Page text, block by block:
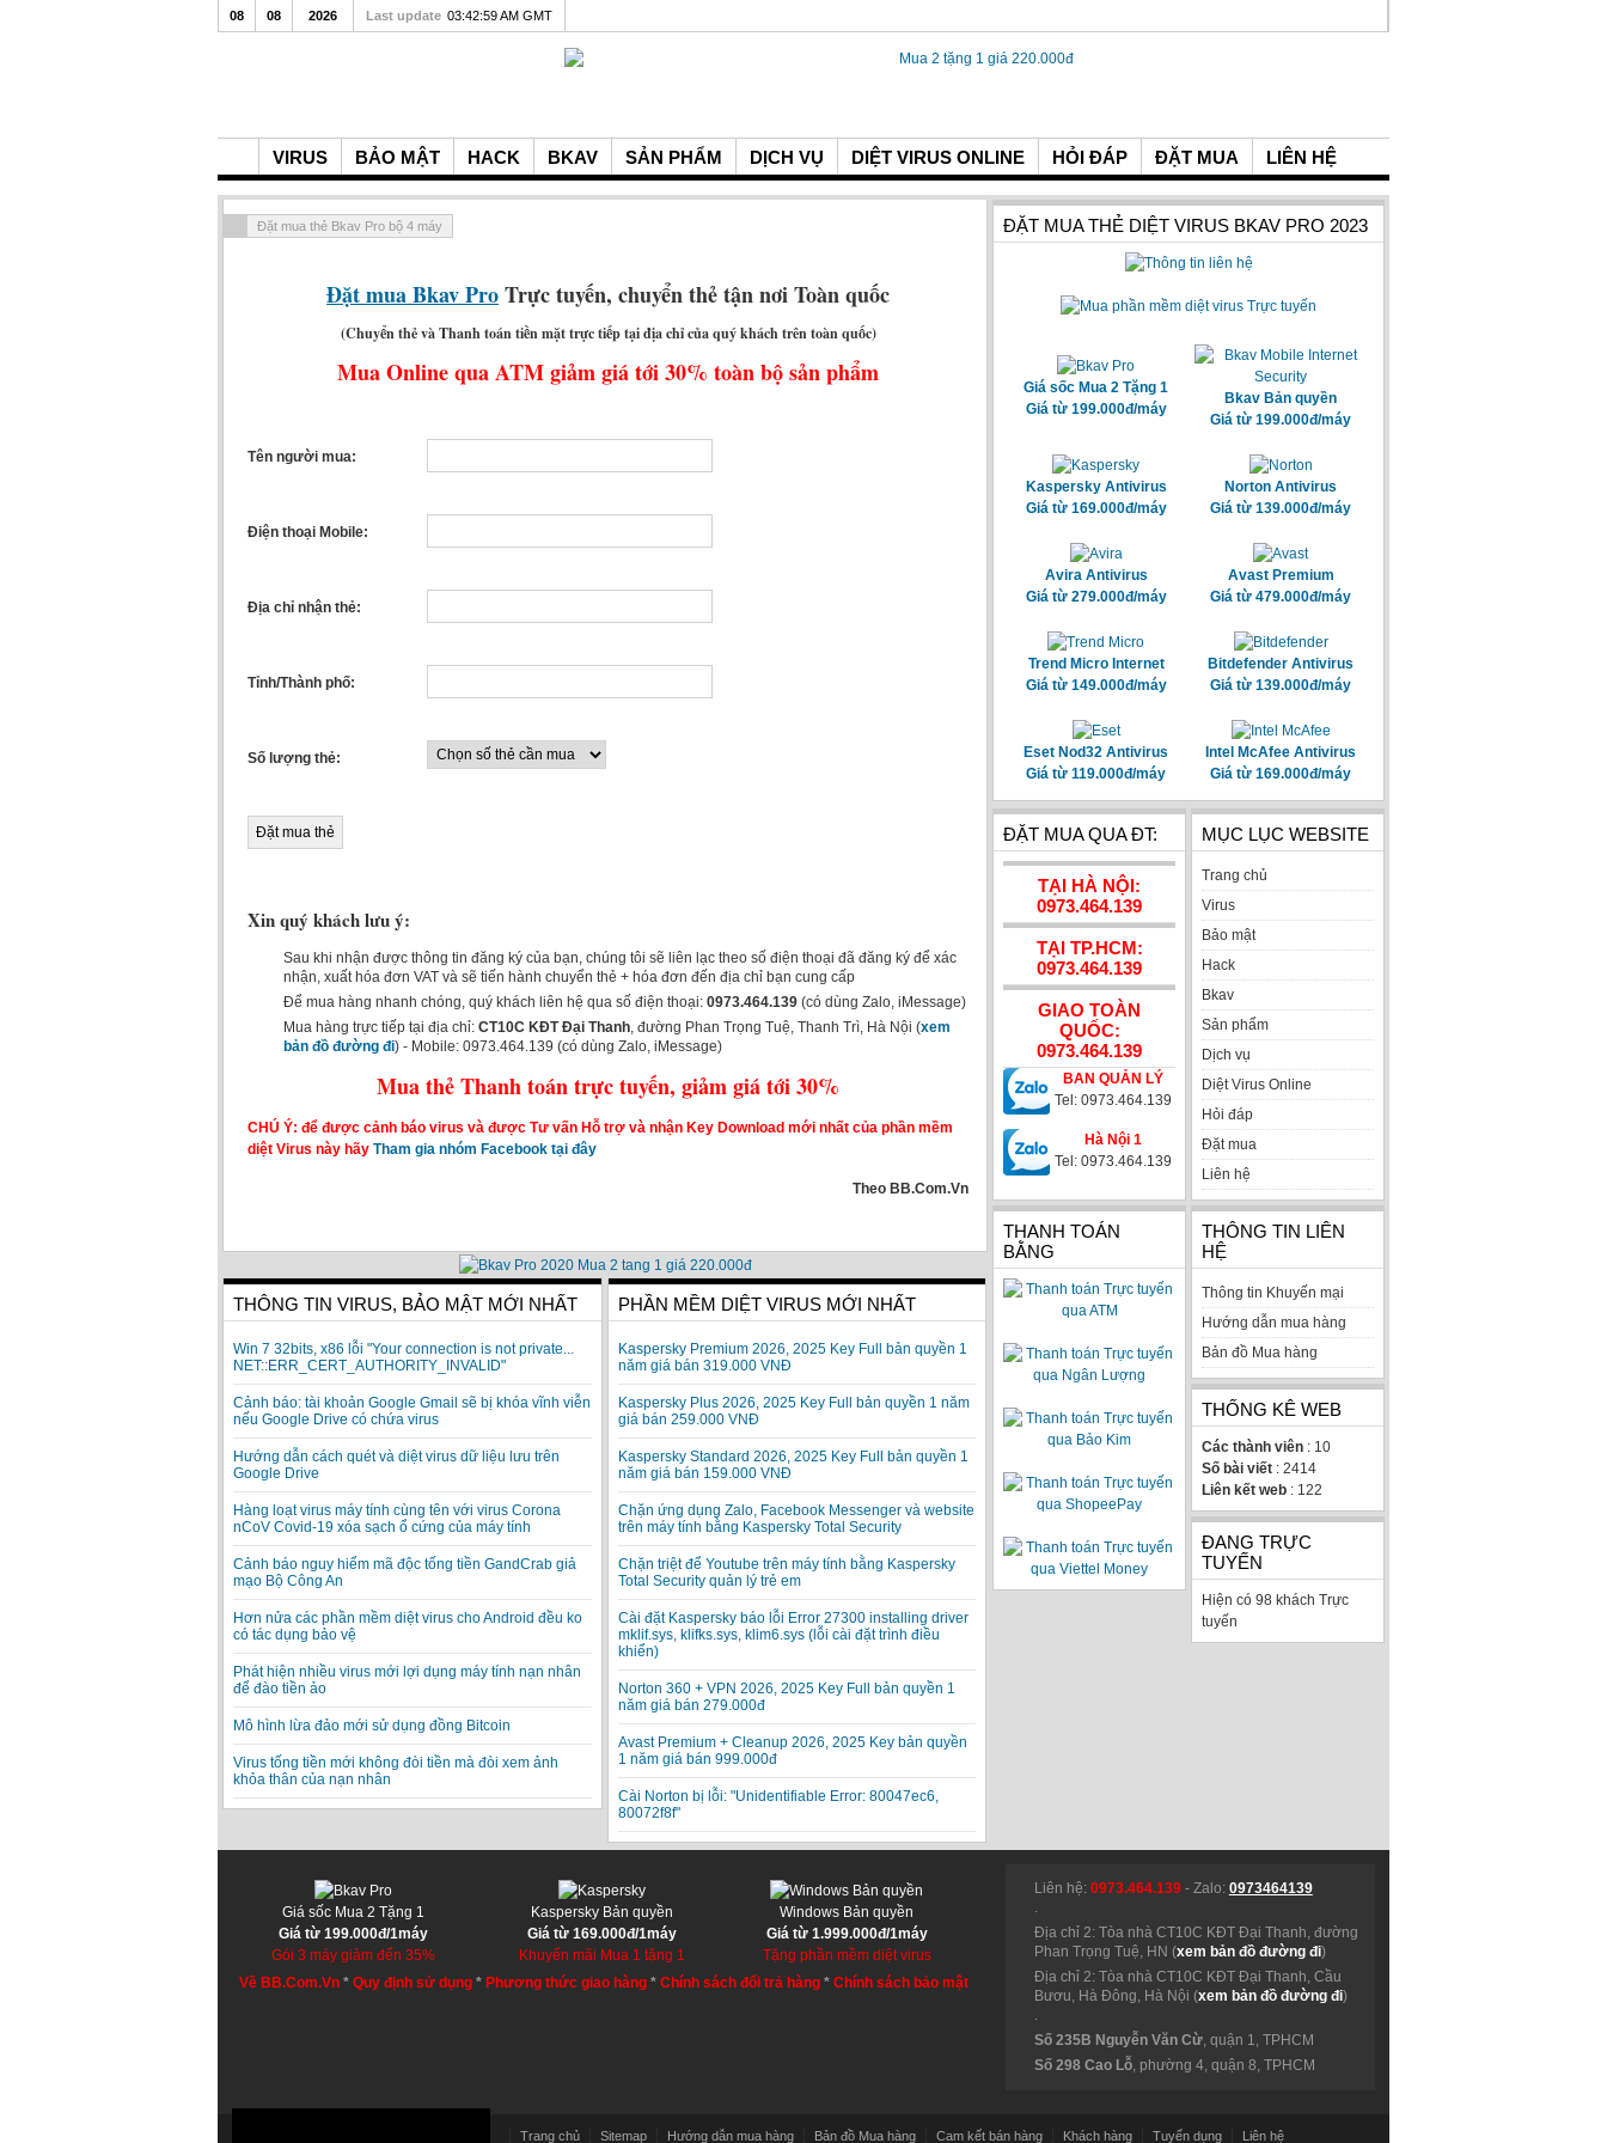
VIRUS BẢO MẬT HACK BKAV SẢN PHẨM DỊCH VỤ DIỆT VIRUS ONLINE HỎI ĐÁP ĐẶT MUA LIÊN HỆ
08 08 2026 Last update 03:42:59 AM GMT
Đặt mua thẻ Bkav Pro bộ 4 máy
Đặt mua Bkav ProTrực tuyến, chuyển thẻ tận nơi Toàn quốc
(Chuyển thẻ và Thanh toán tiền mặt trực tiếp tại địa chỉ của quý khách trên toàn quốc)
Mua Online qua ATM giảm giá tới 30% toàn bộ sản phẩm
Tên người mua:
Điện thoại Mobile:
Địa chỉ nhận thẻ:
Tỉnh/Thành phố:
Số lượng thẻ:
Xin quý khách lưu ý:
Sau khi nhận được thông tin đăng ký của bạn, chúng tôi sẽ liên lạc theo số điện thoại đã đăng ký để xác
nhận, xuất hóa đơn VAT và sẽ tiến hành chuyển thẻ + hóa đơn đến địa chỉ bạn cung cấp
Để mua hàng nhanh chóng, quý khách liên hệ qua số điện thoại: 0973.464.139 (có dùng Zalo, iMessage)
Mua hàng trực tiếp tại địa chỉ: CT10C KĐT Đại Thanh, đường Phan Trọng Tuệ, Thanh Trì, Hà Nội (xem
bản đồ đường đi) - Mobile: 0973.464.139 (có dùng Zalo, iMessage)
Mua thẻ Thanh toán trực tuyến, giảm giá tới 30%
CHÚ Ý: để được cảnh báo virus và được Tư vấn Hỗ trợ và nhận Key Download mới nhất của phần mềm
diệt Virus này hãy Tham gia nhóm Facebook tại đây
Theo BB.Com.Vn
THÔNG TIN VIRUS, BẢO MẬT MỚI NHẤT
Win 7 32bits, x86 lỗi "Your connection is not private...
NET::ERR_CERT_AUTHORITY_INVALID"
Cảnh báo: tài khoản Google Gmail sẽ bị khóa vĩnh viễn
nếu Google Drive có chứa virus
Hướng dẫn cách quét và diệt virus dữ liệu lưu trên
Google Drive
Hàng loạt virus máy tính cùng tên với virus Corona
nCoV Covid-19 xóa sạch ổ cứng của máy tính
Cảnh báo nguy hiểm mã độc tống tiền GandCrab giả
mạo Bộ Công An
Hơn nửa các phần mềm diệt virus cho Android đều ko
có tác dụng bảo vệ
Phát hiện nhiều virus mới lợi dụng máy tính nạn nhân
để đào tiền ảo
Mô hình lừa đảo mới sử dụng đồng Bitcoin
Virus tống tiền mới không đòi tiền mà đòi xem ảnh
khỏa thân của nạn nhân
PHẦN MỀM DIỆT VIRUS MỚI NHẤT
Kaspersky Premium 2026, 2025 Key Full bản quyền 1
năm giá bán 319.000 VNĐ
Kaspersky Plus 2026, 2025 Key Full bản quyền 1 năm
giá bán 259.000 VNĐ
Kaspersky Standard 2026, 2025 Key Full bản quyền 1
năm giá bán 159.000 VNĐ
Chặn ứng dụng Zalo, Facebook Messenger và website
trên máy tính bằng Kaspersky Total Security
Chặn triệt để Youtube trên máy tính bằng Kaspersky
Total Security quản lý trẻ em
Cài đặt Kaspersky báo lỗi Error 27300 installing driver
mklif.sys, klifks.sys, klim6.sys (lỗi cài đặt trình điều
khiển)
Norton 360 + VPN 2026, 2025 Key Full bản quyền 1
năm giá bán 279.000đ
Avast Premium + Cleanup 2026, 2025 Key bản quyền
1 năm giá bán 999.000đ
Cài Norton bị lỗi: "Unidentifiable Error: 80047ec6,
80072f8f"
ĐẶT MUA THẺ DIỆT VIRUS BKAV PRO 2023
Giá sốc Mua 2 Tặng 1
Giá từ 199.000đ/máy
Bkav Bản quyền
Giá từ 199.000đ/máy
Kaspersky Antivirus
Giá từ 169.000đ/máy
Norton Antivirus
Giá từ 139.000đ/máy
Avira Antivirus
Giá từ 279.000đ/máy
Avast Premium
Giá từ 479.000đ/máy
Trend Micro Internet
Giá từ 149.000đ/máy
Bitdefender Antivirus
Giá từ 139.000đ/máy
Eset Nod32 Antivirus
Giá từ 119.000đ/máy
Intel McAfee Antivirus
Giá từ 169.000đ/máy
ĐẶT MUA QUA ĐT:
TẠI HÀ NỘI:
0973.464.139
TẠI TP.HCM:
0973.464.139
GIAO TOÀN
QUỐC:
0973.464.139
BAN QUẢN LÝ
Tel: 0973.464.139
Hà Nội 1
Tel: 0973.464.139
THANH TOÁN
BẰNG
MỤC LỤC WEBSITE
Trang chủ
Virus
Bảo mật
Hack
Bkav
Sản phẩm
Dịch vụ
Diệt Virus Online
Hỏi đáp
Đặt mua
Liên hệ
THÔNG TIN LIÊN
HỆ
Thông tin Khuyến mại
Hướng dẫn mua hàng
Bản đồ Mua hàng
THỐNG KÊ WEB
Các thành viên : 10
Số bài viết : 2414
Liên kết web : 122
ĐANG TRỰC
TUYẾN
Hiện có 98 khách Trực
tuyến
Giá sốc Mua 2 Tặng 1
Giá từ 199.000đ/1máy
Gói 3 máy giảm đến 35%
Kaspersky Bản quyền
Giá từ 169.000đ/1máy
Khuyến mãi Mua 1 tặng 1
Windows Bản quyền
Giá từ 1.999.000đ/1máy
Tặng phần mềm diệt virus
Về BB.Com.Vn *Quy định sử dụng * Phương thức giao hàng *Chính sách đổi trả hàng *Chính sách bảo mật
Liên hệ: 0973.464.139- Zalo: 0973464139
.
Địa chỉ 2: Tòa nhà CT10C KĐT Đại Thanh, đường
Phan Trọng Tuệ, HN (xem bản đồ đường đi)
Địa chỉ 2: Tòa nhà CT10C KĐT Đại Thanh, Cầu
Bươu, Hà Đông, Hà Nội (xem bản đồ đường đi)
.
Số 235B Nguyễn Văn Cừ, quận 1, TPHCM
Số 298 Cao Lỗ, phường 4, quận 8, TPHCM
Trang chủ Sitemap Hướng dẫn mua hàng Bản đồ Mua hàng Cam kết bán hàng Khách hàng Tuyển dụng Liên hệ